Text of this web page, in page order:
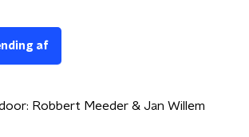
af
Robbert Meeder & Jan Willem